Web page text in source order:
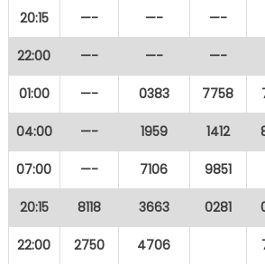
20:15 —- —- —-
22:00 —- —- —-
01:00 —- 0383 7758
04:00 —- 1959 1412
07:00 —- 7106 9851
20:15 8118 3663 0281
22:00 2750 4706